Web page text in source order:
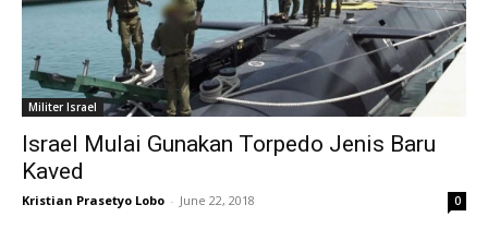
Militer Israel
Israel Mulai Gunakan Torpedo Jenis Baru
Kaved
Kristian Prasetyo Lobo - June 22, 2018 0